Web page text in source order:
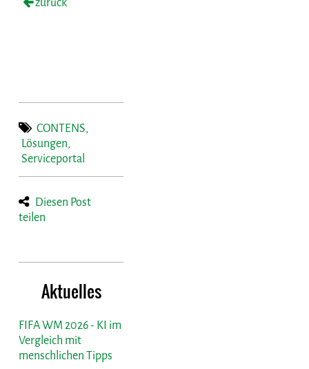
CONTENS,
Lösungen,
Serviceportal
Diesen Post
teilen
Aktuelles
FIFA WM 2026 - KI im
Vergleich mit
menschlichen Tipps